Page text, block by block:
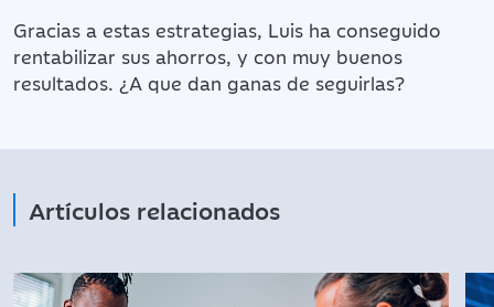
Gracias a estas estrategias, Luis ha conseguido
rentabilizar sus ahorros, y con muy buenos
resultados. ¿A que dan ganas de seguirlas?
Artículos relacionados